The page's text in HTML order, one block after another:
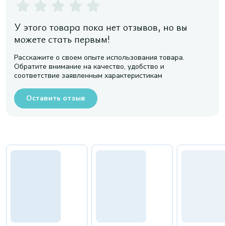
У этого товара пока нет отзывов, но вы
можете стать первым!
Расскажите о своем опыте использования товара.
Обратите внимание на качество, удобство и
соответствие заявленным характеристикам
Оставить отзыв